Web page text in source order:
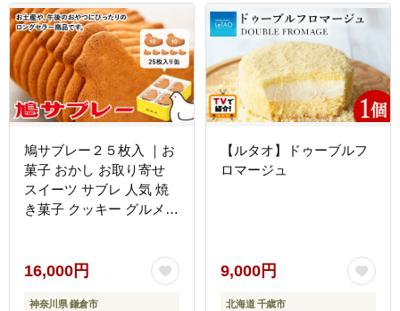
鳩サブレー２５枚入 ｜お
菓子 おかし お取り寄せ
スイーツ サブレ 人気 焼
き菓子 クッキー グルメ
舗 詰め合わせ 定番 名物
16,000円
神奈川県 鎌倉市
【ルタオ】ドゥーブルフ
ロマージュ
9,000円
北海道 千歳市